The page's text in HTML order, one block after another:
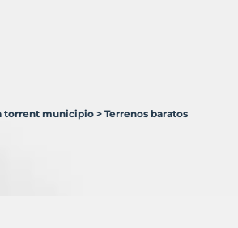
torrent municipio > Terrenos baratos